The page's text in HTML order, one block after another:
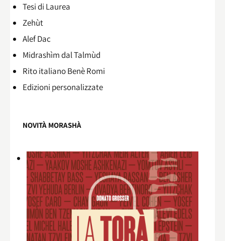
Tesi di Laurea
Zehùt
Alef Dac
Midrashìm dal Talmùd
Rito italiano Benè Romi​
Edizioni personalizzate
NOVITÀ MORASHÀ